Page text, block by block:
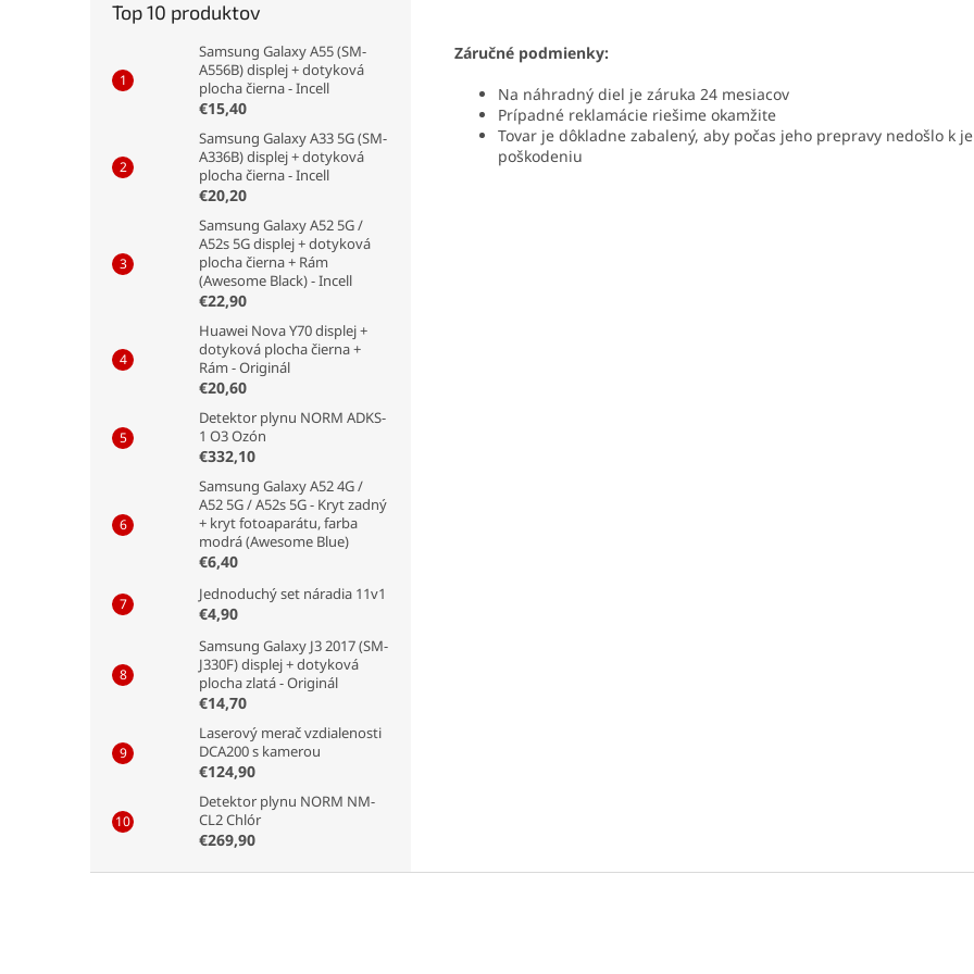
Top 10 produktov
Samsung Galaxy A55 (SM-
A556B) displej + dotyková
plocha čierna - Incell
€15,40
Samsung Galaxy A33 5G (SM-
A336B) displej + dotyková
plocha čierna - Incell
€20,20
Samsung Galaxy A52 5G /
A52s 5G displej + dotyková
plocha čierna + Rám
(Awesome Black) - Incell
€22,90
Huawei Nova Y70 displej +
dotyková plocha čierna +
Rám - Originál
€20,60
Detektor plynu NORM ADKS-
1 O3 Ozón
€332,10
Samsung Galaxy A52 4G /
A52 5G / A52s 5G - Kryt zadný
+ kryt fotoaparátu, farba
modrá (Awesome Blue)
€6,40
Jednoduchý set náradia 11v1
€4,90
Samsung Galaxy J3 2017 (SM-
J330F) displej + dotyková
plocha zlatá - Originál
€14,70
Laserový merač vzdialenosti
DCA200 s kamerou
€124,90
Detektor plynu NORM NM-
CL2 Chlór
€269,90
Záručné podmienky:
Na náhradný diel je záruka 24 mesiacov
Prípadné reklamácie riešime okamžite
Tovar je dôkladne zabalený, aby počas jeho prepravy nedošlo k
poškodeniu